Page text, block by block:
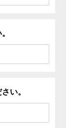
い。